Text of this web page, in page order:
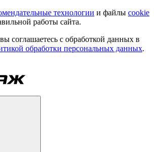
технологии и файлы cookie
работы сайта.
соглашаетесь с обработкой данных в
обработки персональных данных.